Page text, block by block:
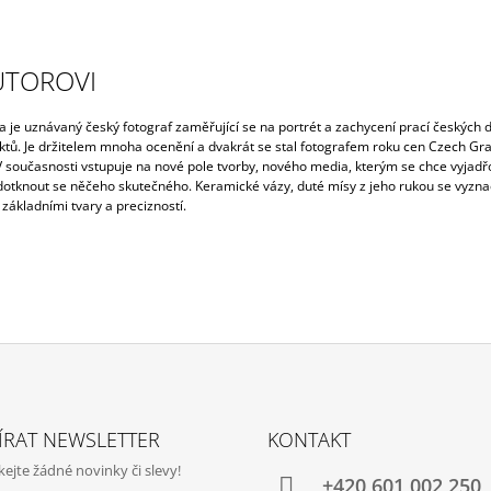
je uznávaný český fotograf zaměřující se na portrét a zachycení prací českých
Je držitelem mnoha ocenění a dvakrát se stal fotografem roku cen Czech
současnosti vstupuje na nové pole tvorby, nového media, kterým se chce
se něčeho skutečného. Keramické vázy, duté mísy z jeho rukou se
tvary a precizností.
NEWSLETTER
žádné novinky či slevy!
KONTAKT
+420‭ 601 002 250